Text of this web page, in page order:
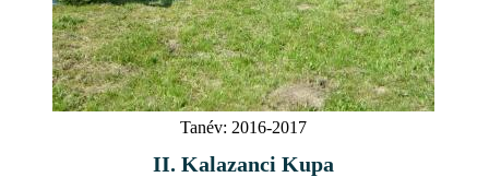
Tanév: 2016-2017
II. Kalazanci Kupa